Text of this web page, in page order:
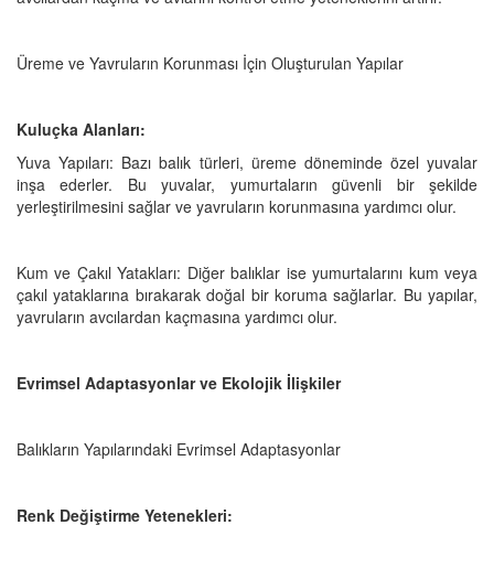
Üreme ve Yavruların Korunması İçin Oluşturulan Yapılar
Kuluçka Alanları:
Yuva Yapıları: Bazı balık türleri, üreme döneminde özel yuvalar
inşa ederler. Bu yuvalar, yumurtaların güvenli bir şekilde
yerleştirilmesini sağlar ve yavruların korunmasına yardımcı olur.
Kum ve Çakıl Yatakları: Diğer balıklar ise yumurtalarını kum veya
çakıl yataklarına bırakarak doğal bir koruma sağlarlar. Bu yapılar,
yavruların avcılardan kaçmasına yardımcı olur.
Evrimsel Adaptasyonlar ve Ekolojik İlişkiler
Balıkların Yapılarındaki Evrimsel Adaptasyonlar
Renk Değiştirme Yetenekleri: